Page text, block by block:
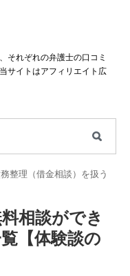
それぞれの弁護士の口コミ
トはアフィリエイト広
整理（借金相談）を扱う
相談ができ
【体験談の